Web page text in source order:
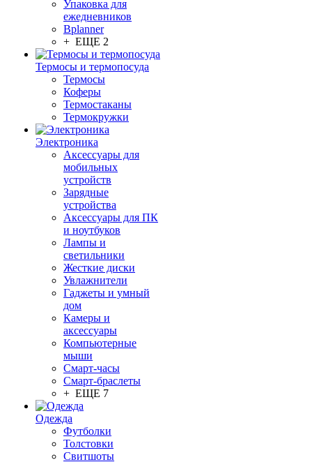
Упаковка для
ежедневников
Bplanner
+ ЕЩЕ 2
Термосы и термопосуда
Термосы
Коферы
Термостаканы
Термокружки
Электроника
Аксессуары для
мобильных
устройств
Зарядные
устройства
Аксессуары для ПК
и ноутбуков
Лампы и
светильники
Жесткие диски
Увлажнители
Гаджеты и умный
дом
Камеры и
аксессуары
Компьютерные
мыши
Смарт-часы
Смарт-браслеты
+ ЕЩЕ 7
Одежда
Футболки
Толстовки
Свитшоты